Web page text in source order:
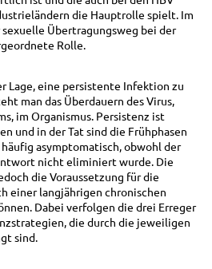
die Hauptrolle spielt. Im
Übertragungsweg bei der
Rolle.
Lage, eine persistente Infektion zu
man das Überdauern des Virus,
im Organismus. Persistenz ist
und in der Tat sind die Frühphasen
asymptomatisch, obwohl der
nicht eliminiert wurde. Die
die Voraussetzung für die
einer langjährigen chronischen
Dabei verfolgen die drei Erreger
die durch die jeweiligen
sind.